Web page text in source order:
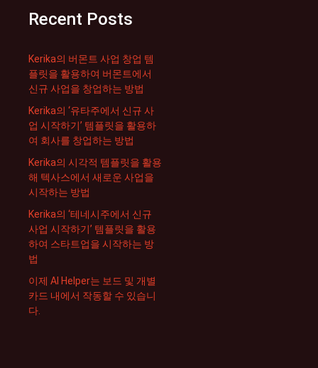
Recent Posts
Kerika의 버몬트 사업 창업 템
플릿을 활용하여 버몬트에서
신규 사업을 창업하는 방법
Kerika의 ‘유타주에서 신규 사
업 시작하기’ 템플릿을 활용하
여 회사를 창업하는 방법
Kerika의 시각적 템플릿을 활용
해 텍사스에서 새로운 사업을
시작하는 방법
Kerika의 ‘테네시주에서 신규
사업 시작하기’ 템플릿을 활용
하여 스타트업을 시작하는 방
법
이제 AI Helper는 보드 및 개별
카드 내에서 작동할 수 있습니
다.